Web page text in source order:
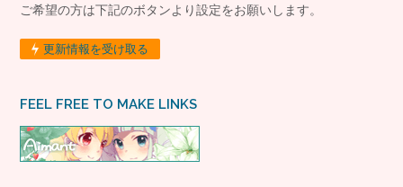
ご希望の方は下記のボタンより設定をお願いします。
更新情報を受け取る
FEEL FREE TO MAKE LINKS